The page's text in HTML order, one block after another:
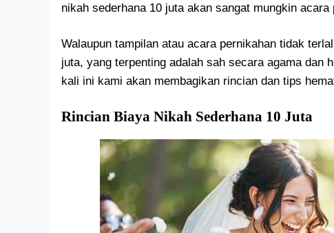
nikah sederhana 10 juta akan sangat mungkin
Walaupun tampilan atau acara pernikahan tidak
juta, yang terpenting adalah sah secara agama dan
kali ini kami akan membagikan rincian dan tips
Rincian Biaya Nikah Sederhana 10 Juta